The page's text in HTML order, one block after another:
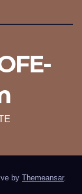
by Themeansar.